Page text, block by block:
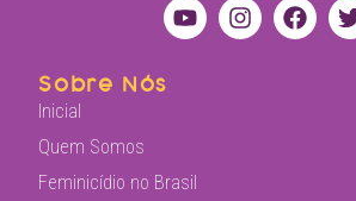
Sobre Nós
Inicial
Quem Somos
Feminicídio no Brasil